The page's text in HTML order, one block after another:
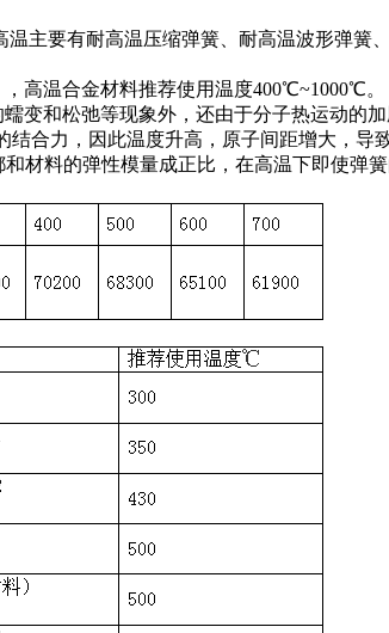
主要有耐高温压缩弹簧、耐高温波形弹簧
高温合金材料推荐使用温度400℃~1000℃。
变和松弛等现象外，还由于分子热运动的
合力，因此温度升高，原子间距增大，导
材料的弹性模量成正比，在高温下即使弹